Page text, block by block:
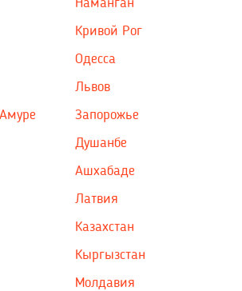
Наманган
Кривой Рог
Одесса
Львов
Запорожье
Душанбе
Ашхабаде
Латвия
Казахстан
Кыргызстан
Молдавия